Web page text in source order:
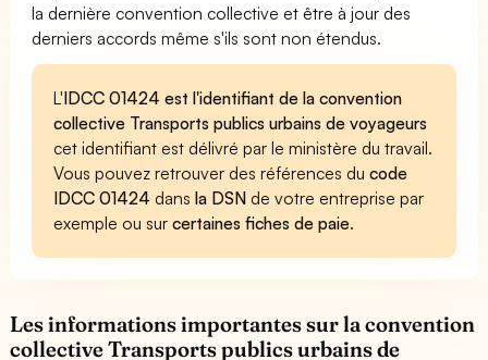
la dernière convention collective et être à jour des
derniers accords même s'ils sont non étendus.
L'IDCC 01424 est l'identifiant de la convention
collective Transports publics urbains de voyageurs
cet identifiant est délivré par le ministère du travail.
Vous pouvez retrouver des références ducode
IDCC 01424 dansla DSN de votre entreprise par
exemple ou surcertaines fiches de paie.
Les informations importantes sur la convention
collective Transports publics urbains de